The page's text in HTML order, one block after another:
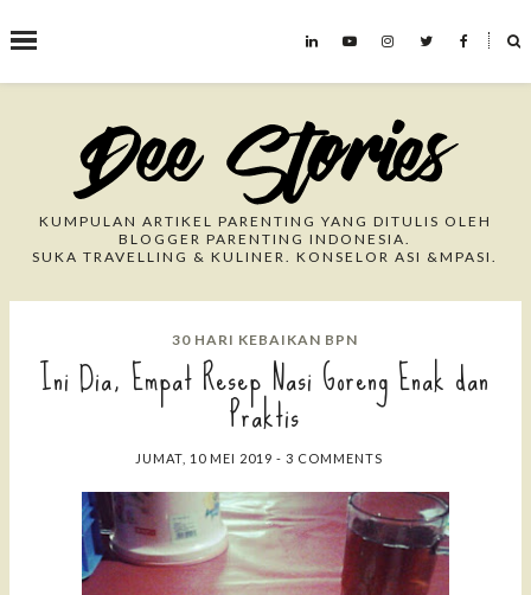
˟
Search This Blog
KUMPULAN ARTIKEL PARENTING YANG DITULIS OLEH
BLOGGER PARENTING INDONESIA.
SUKA TRAVELLING & KULINER. KONSELOR ASI &MPASI.
30 HARI KEBAIKAN BPN
Ini Dia, Empat Resep Nasi Goreng Enak dan
Praktis
JUMAT, 10 MEI 2019 - 3 COMMENTS